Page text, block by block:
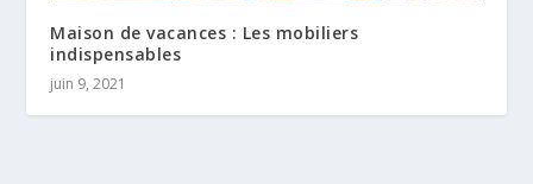
Maison de vacances : Les mobiliers
indispensables
juin 9, 2021